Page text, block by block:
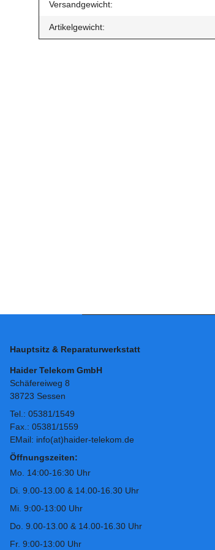
Produkteigenschaft
Wert
Versandgewicht:
Artikelgewicht:
Hauptsitz & Reparaturwerkstatt
Haider Telekom GmbH
Schäfereiweg 8
38723 Sessen
Tel.: 05381/1549
Fax.: 05381/1559
EMail: info(at)haider-telekom.de
Öffnungszeiten:
Mo. 14:00-16:30 Uhr
Di. 9.00-13.00 & 14.00-16.30 Uhr
Mi. 9:00-13:00 Uhr
Do. 9.00-13.00 & 14.00-16.30 Uhr
Fr. 9:00-13:00 Uhr